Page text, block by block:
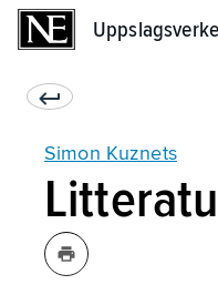
Simon Kuznets